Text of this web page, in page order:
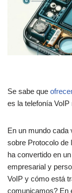
Se sabe que
es la telefonía VoIP
En un mundo cada
sobre Protocolo de
ha convertido en
empresarial y
VoIP y cómo está
comunicamos? En